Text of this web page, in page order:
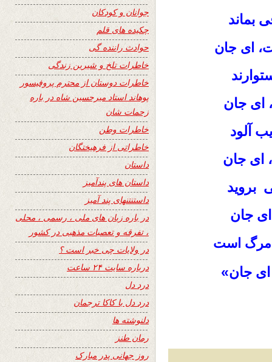
بماند
ای جان
ای جان
آلود
، ای جان
بروید
ای جان
مرگ است
ای جان»
جوانان و کودکان
چکیده های قلم
حوادث راننده گی
خاطرات تلخ و شیرین زندگی
خاطرات دوستان از محترم پروفیسور
پوهاند استاد میرحسین شاه در باره
زحمات شان
خاطرات وطن
خاطراتی از فرهیختگان
داستان
داستان های پندآمیز
داستنتنهای پند آمیز
در باره زبان های ملی ، رسمی ، محلی
، تفرقه و تعصبات مذهبی در کشور
در ولایات چی خبر است ؟
درباره سایت ۲۴ ساعت
درد دل
درد دل با کاکا ترجمان
دلنوشته ها
رمان طنز
روز جهانی پدر مبارک